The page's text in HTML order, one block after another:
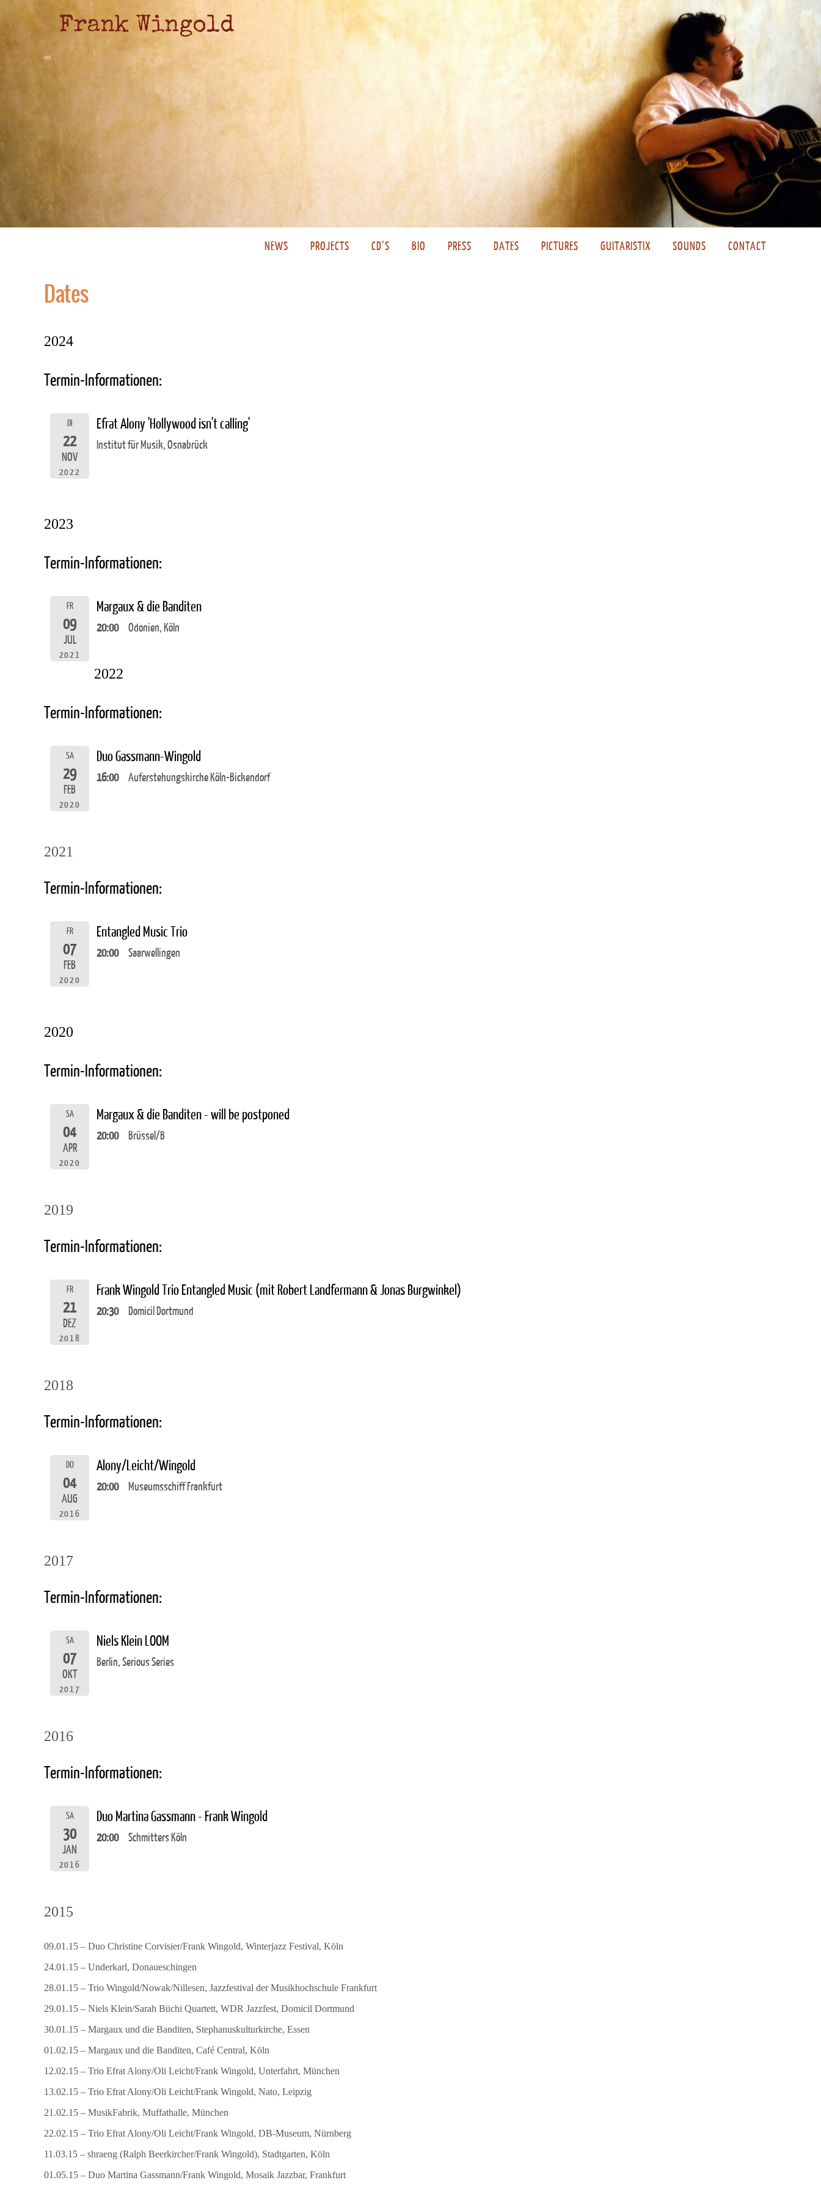
Frank Wingold
NEWS PROJECTS CD’S BIO PRESS DATES PICTURES GUITARISTIX SOUNDS CONTACT
Dates
2024
Termin-Informationen:
DI
22
NOV
2022
Efrat Alony 'Hollywood isn't calling'
Institut für Musik, Osnabrück
2023
Termin-Informationen:
FR
09
JUL
2021
Margaux & die Banditen
20:00 Odonien, Köln
2022
Termin-Informationen:
SA
29
FEB
2020
Duo Gassmann-Wingold
16:00 Auferstehungskirche Köln-Bickendorf
2021
Termin-Informationen:
FR
07
FEB
2020
Entangled Music Trio
20:00 Saarwellingen
2020
Termin-Informationen:
SA
04
APR
2020
Margaux & die Banditen - will be postponed
20:00 Brüssel/B
2019
Termin-Informationen:
FR
21
DEZ
2018
Frank Wingold Trio Entangled Music (mit Robert Landfermann & Jonas Burgwinkel)
20:30 Domicil Dortmund
2018
Termin-Informationen:
DO
04
AUG
2016
Alony/Leicht/Wingold
20:00 Museumsschiff Frankfurt
2017
Termin-Informationen:
SA
07
OKT
2017
Niels Klein LOOM
Berlin, Serious Series
2016
Termin-Informationen:
SA
30
JAN
2016
Duo Martina Gassmann - Frank Wingold
20:00 Schmitters Köln
2015
09.01.15 – Duo Christine Corvisier/Frank Wingold, Winterjazz Festival, Köln
24.01.15 – Underkarl, Donaueschingen
28.01.15 – Trio Wingold/Nowak/Nillesen, Jazzfestival der Musikhochschule Frankfurt
29.01.15 – Niels Klein/Sarah Büchi Quartett, WDR Jazzfest, Domicil Dortmund
30.01.15 – Margaux und die Banditen, Stephanuskulturkirche, Essen
01.02.15 – Margaux und die Banditen, Café Central, Köln
12.02.15 – Trio Efrat Alony/Oli Leicht/Frank Wingold, Unterfahrt, München
13.02.15 – Trio Efrat Alony/Oli Leicht/Frank Wingold, Nato, Leipzig
21.02.15 – MusikFabrik, Muffathalle, München
22.02.15 – Trio Efrat Alony/Oli Leicht/Frank Wingold, DB-Museum, Nürnberg
11.03.15 – shraeng (Ralph Beerkircher/Frank Wingold), Stadtgarten, Köln
01.05.15 – Duo Martina Gassmann/Frank Wingold, Mosaik Jazzbar, Frankfurt